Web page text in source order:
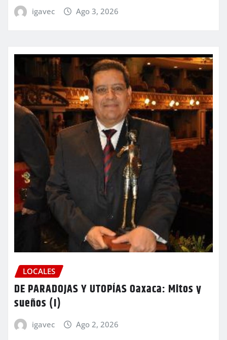
igavec Ago 3, 2026
LOCALES
DE PARADOJAS Y UTOPÍAS Oaxaca: Mitos y
sueños (I)
igavec Ago 2, 2026